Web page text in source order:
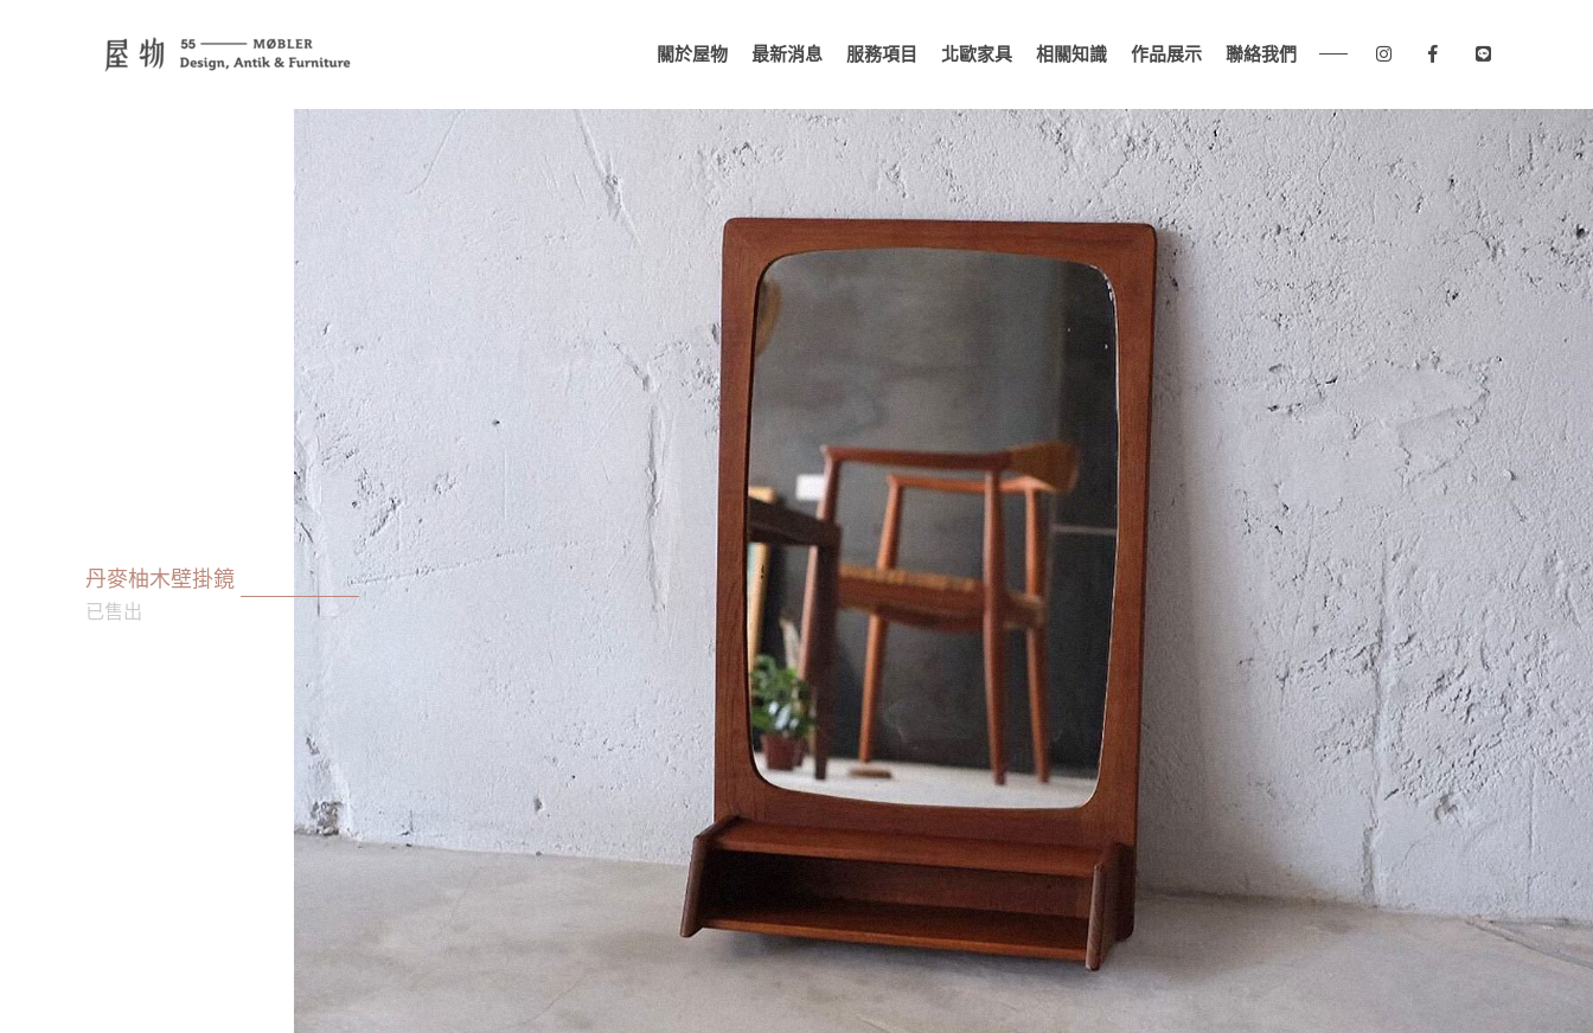
關於屋物 最新消息 服務項目 北歐家具 相關知識 作品展示 聯絡我們
丹麥柚木壁掛鏡
已售出